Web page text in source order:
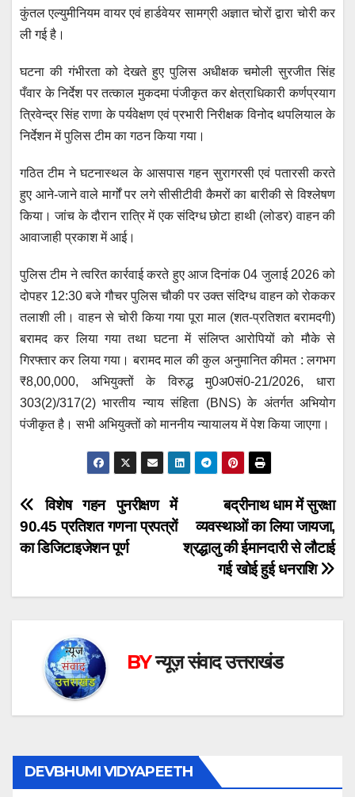
कुंतल एल्युमीनियम वायर एवं हार्डवेयर सामग्री अज्ञात चोरों द्वारा चोरी कर
ली गई है।
घटना की गंभीरता को देखते हुए पुलिस अधीक्षक चमोली सुरजीत सिंह
पँवार के निर्देश पर तत्काल मुकदमा पंजीकृत कर क्षेत्राधिकारी कर्णप्रयाग
त्रिवेन्द्र सिंह राणा के पर्यवेक्षण एवं प्रभारी निरीक्षक विनोद थपलियाल के
निर्देशन में पुलिस टीम का गठन किया गया।
गठित टीम ने घटनास्थल के आसपास गहन सुरागरसी एवं पतारसी करते
हुए आने-जाने वाले मार्गों पर लगे सीसीटीवी कैमरों का बारीकी से विश्लेषण
किया। जांच के दौरान रात्रि में एक संदिग्ध छोटा हाथी (लोडर) वाहन की
आवाजाही प्रकाश में आई।
पुलिस टीम ने त्वरित कार्रवाई करते हुए आज दिनांक 04 जुलाई 2026 को
दोपहर 12:30 बजे गौचर पुलिस चौकी पर उक्त संदिग्ध वाहन को रोककर
तलाशी ली। वाहन से चोरी किया गया पूरा माल (शत-प्रतिशत बरामदगी)
बरामद कर लिया गया तथा घटना में संलिप्त आरोपियों को मौके से
गिरफ्तार कर लिया गया। बरामद माल की कुल अनुमानित कीमत : लगभग
₹8,00,000, अभियुक्तों के विरुद्ध मु0अ0सं0-21/2026, धारा
303(2)/317(2) भारतीय न्याय संहिता (BNS) के अंतर्गत अभियोग
पंजीकृत है। सभी अभियुक्तों को माननीय न्यायालय में पेश किया जाएगा।
Post
navigation
बद्रीनाथ धाम में सुरक्षा
व्यवस्थाओं का लिया जायजा,
श्रद्धालु की ईमानदारी से लौटाई
गई खोई हुई धनराशि
विशेष गहन पुनरीक्षण में
90.45 प्रतिशत गणना प्रपत्रों
का डिजिटाइजेशन पूर्ण
BYन्यूज़ संवाद उत्तराखंड
DEVBHUMI VIDYAPEETH